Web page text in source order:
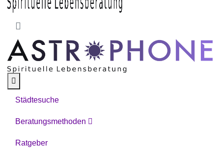
Städtesuche
Beratungsmethoden
Ratgeber